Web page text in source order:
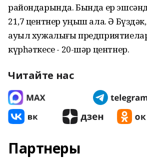
райондарында. Бында ер
21,7 центнер уңыш ала. Ә
ауыл хужалығы
күрһәткесе - 20-шәр центнер.
Читайте нас
Партнеры